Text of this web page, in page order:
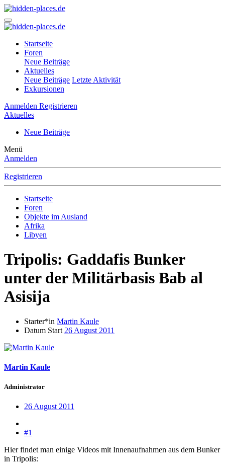
Startseite
Foren
Neue Beiträge
Aktuelles
Neue Beiträge Letzte Aktivität
Exkursionen
Anmelden Registrieren
Aktuelles
Neue Beiträge
Menü
Anmelden
Registrieren
Startseite
Foren
Objekte im Ausland
Afrika
Libyen
Tripolis: Gaddafis Bunker
unter der Militärbasis Bab al
Asisija
Starter*in Martin Kaule
Datum Start 26 August 2011
Martin Kaule
Administrator
26 August 2011
#1
Hier findet man einige Videos mit Innenaufnahmen aus dem Bunker
in Tripolis: